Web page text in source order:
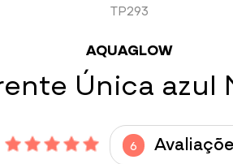
TP293
AQUAGLOW
Única azul
6